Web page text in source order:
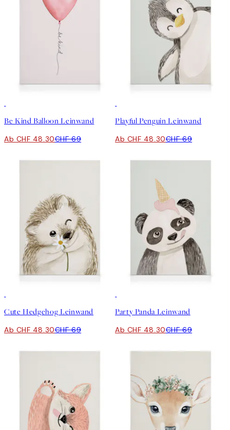
Be Kind Balloon Leinwand
Ab CHF 48.30CHF 69
Playful Penguin Leinwand
Ab CHF 48.30CHF 69
Cute Hedgehog Leinwand
Ab CHF 48.30CHF 69
Party Panda Leinwand
Ab CHF 48.30CHF 69